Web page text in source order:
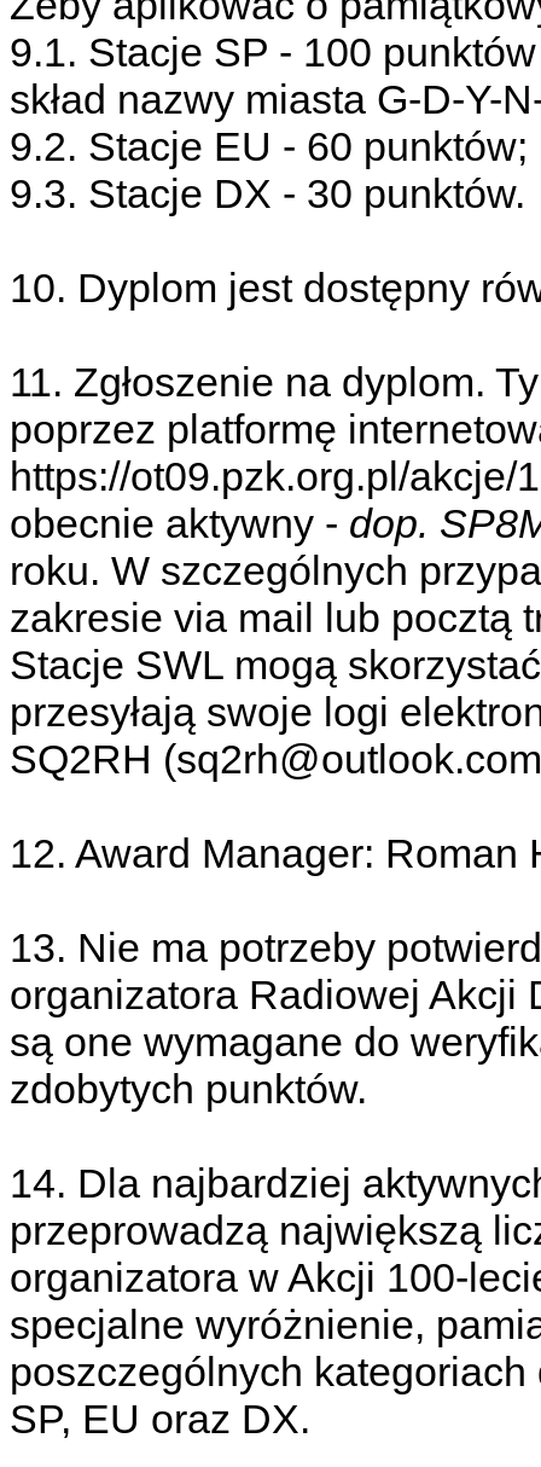
9.1. Stacje SP - 100
skład nazwy miasta G-D-Y-
9.2. Stacje EU - 60 punktów;
9.3. Stacje DX - 30 punktów.
10. Dyplom jest dostępny
11. Zgłoszenie na dyplom.
poprzez platformę
https://ot09.pzk.org.pl/
obecnie aktywny - dop.
roku. W szczególnych
zakresie via mail lub pocztą
Stacje SWL mogą
przesyłają swoje logi
SQ2RH
12. Award Manager: Roman
13. Nie ma potrzeby
organizatora Radiowej Akcji
są one wymagane do
zdobytych punktów.
14. Dla najbardziej
przeprowadzą największą
organizatora w Akcji 100-
specjalne wyróżnienie,
poszczególnych
SP, EU oraz DX.